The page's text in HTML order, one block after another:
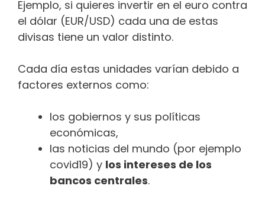
Ejemplo, si quieres invertir en el euro contra
el dólar (EUR/USD) cada una de estas
divisas tiene un valor distinto.
Cada día estas unidades varían debido a
factores externos como:
los gobiernos y sus políticas
económicas,
las noticias del mundo (por ejemplo
covid19) y los intereses de los
bancos centrales.